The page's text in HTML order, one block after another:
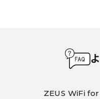
ZEUS WiFi for